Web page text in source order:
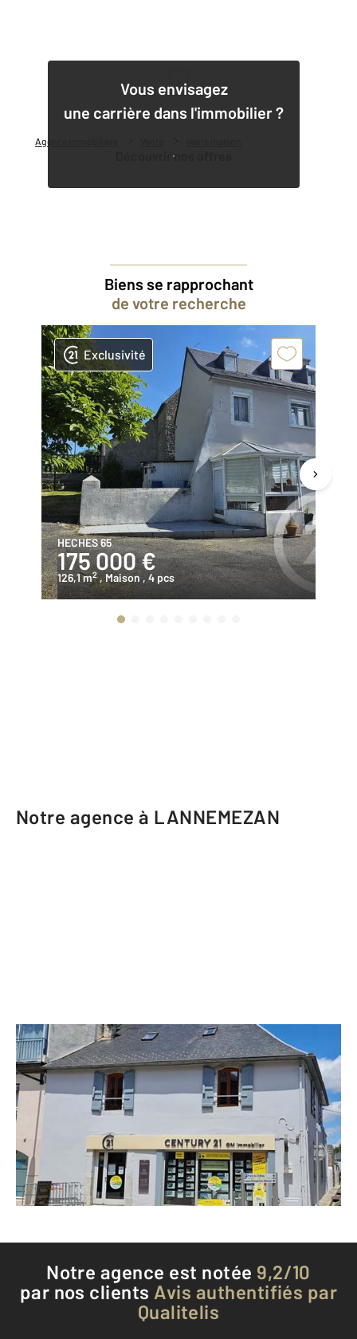
Agence immobilière
Vous envisagez
une carrière dans l'immobilier ?
Découvrir nos offres
1
Biens se rapprochant
de votre recherche
Exclusivité
HECHES 65
175 000 €
126,1 m2 , Maison , 4 pcs
Notre agence à LANNEMEZAN
CENTURY 21 GM Immobilier
151 rue Georges Clémenceau
LANNEMEZAN - 65300
Envoyer un message
Téléphoner à l'agence
Notre agence est notée 9,2/10
par nos clients Avis authentifiés par
Qualitelis